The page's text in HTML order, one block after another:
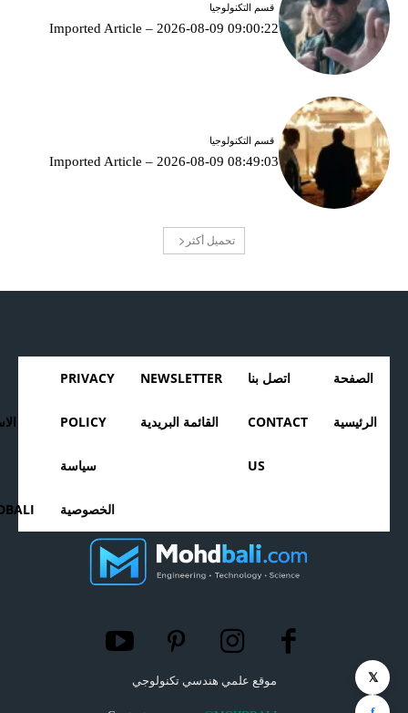
قسم التكنولوجيا
Imported Article – 2026-08-09 09:00:22
قسم التكنولوجيا
Imported Article – 2026-08-09 08:49:03
تحميل أكثر
الصفحة
الرئيسية
اتصل بنا
CONTACT
US
NEWSLETTER
القائمة البريدية
PRIVACY
POLICY
سياسة
الخصوصية
موقع علمي هندسي تكنولوجي 𝕏